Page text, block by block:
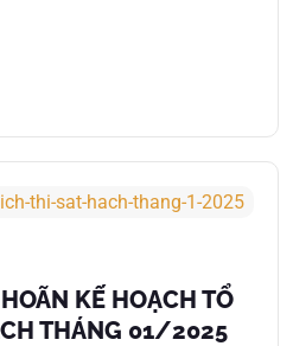
KẾ HOẠCH TỔ
THÁNG 01/2025